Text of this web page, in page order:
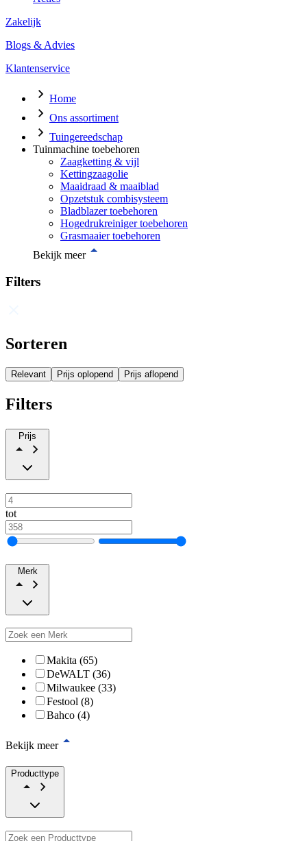
Zakelijk
Blogs & Advies
Klantenservice
Home
Ons assortiment
Tuingereedschap
Tuinmachine toebehoren
Zaagketting & vijl
Kettingzaagolie
Maaidraad & maaiblad
Opzetstuk combisysteem
Bladblazer toebehoren
Hogedrukreiniger toebehoren
Grasmaaier toebehoren
Bekijk meer
Filters
Sorteren
Relevant Prijs oplopend Prijs aflopend
Filters
Prijs
tot
Merk
Makita (65)
DeWALT (36)
Milwaukee (33)
Festool (8)
Bahco (4)
Bekijk meer
Producttype